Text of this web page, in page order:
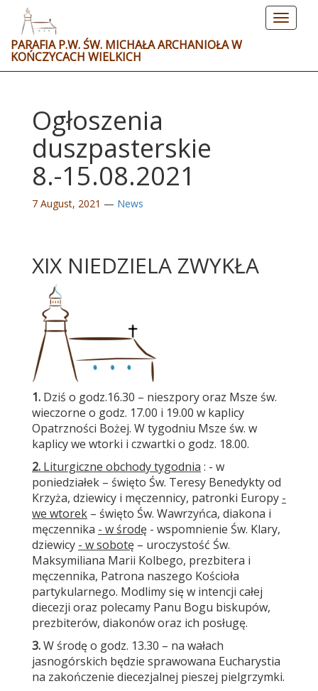
Toggle
PARAFIA P.W. ŚW. MICHAŁA ARCHANIOŁA W
KOŃCZYCACH WIELKICH
Ogłoszenia
duszpasterskie
8.-15.08.2021
7 August, 2021 — News
XIX NIEDZIELA ZWYKŁA
1. Dziś o godz.16.30 – nieszpory oraz Msze św.
wieczorne o godz. 17.00 i 19.00 w kaplicy
Opatrzności Bożej. W tygodniu Msze św. w
kaplicy we wtorki i czwartki o godz. 18.00.
2. Liturgiczne obchody tygodnia : - w
poniedziałek – święto Św. Teresy Benedykty od
Krzyża, dziewicy i męczennicy, patronki Europy -
we wtorek – święto Św. Wawrzyńca, diakona i
męczennika - w środę - wspomnienie Św. Klary,
dziewicy - w sobotę – uroczystość Św.
Maksymiliana Marii Kolbego, prezbitera i
męczennika, Patrona naszego Kościoła
partykularnego. Modlimy się w intencji całej
diecezji oraz polecamy Panu Bogu biskupów,
prezbiterów, diakonów oraz ich posługę.
3.W środę o godz. 13.30 – na wałach
jasnogórskich będzie sprawowana Eucharystia
na zakończenie diecezjalnej pieszej pielgrzymki.